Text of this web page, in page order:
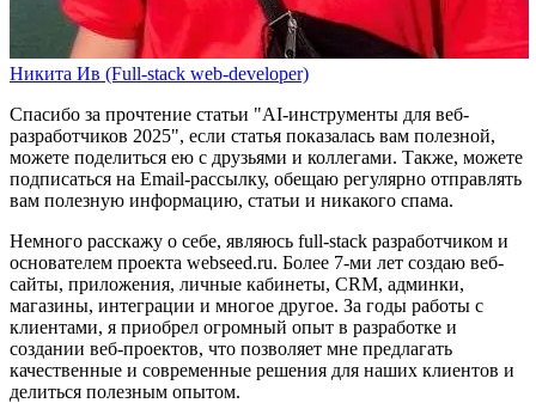
Никита Ив (Full-stack web-developer)
Спасибо за прочтение статьи "AI-инструменты для веб-
разработчиков 2025", если статья показалась вам полезной,
можете поделиться ею с друзьями и коллегами. Также, можете
подписаться на Email-рассылку, обещаю регулярно отправлять
вам полезную информацию, статьи и никакого спама.
Немного расскажу о себе, являюсь full-stack разработчиком и
основателем проекта webseed.ru. Более 7-ми лет создаю веб-
сайты, приложения, личные кабинеты, CRM, админки,
магазины, интеграции и многое другое. За годы работы с
клиентами, я приобрел огромный опыт в разработке и
создании веб-проектов, что позволяет мне предлагать
качественные и современные решения для наших клиентов и
делиться полезным опытом.